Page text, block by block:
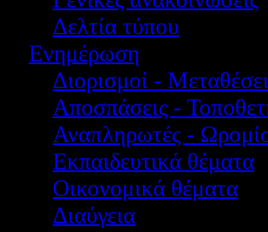
Δελτία τύπου
Ενημέρωση
Διορισμοί -
Αποσπάσεις -
Αναπληρωτές -
Εκπαιδευτικά θέματα
Οικονομικά θέματα
Διαύγεια